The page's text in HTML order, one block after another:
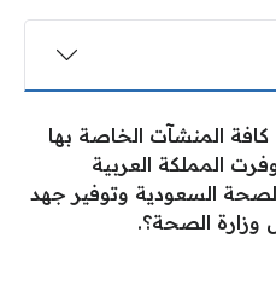
المنشآت الخاصة بها
المملكة العربية
السعودية وتوفير جهد
وزارة الصحة؟.